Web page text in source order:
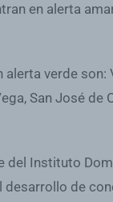
en alerta
verde
San José de
del Instituto
de